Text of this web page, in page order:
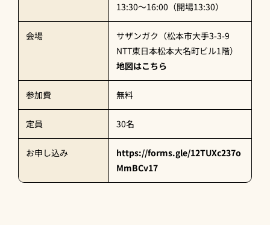
13:30〜16:00（開場13:30）
会場
サザンガク（松本市大手3-3-9
NTT東日本松本大名町ビル1階）
地図はこちら
参加費 無料
定員 30名
お申し込み
https://forms.gle/12TUXc237o
MmBCv17